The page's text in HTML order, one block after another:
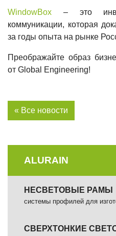
WindowBox – это
коммуникации, которая
за годы опыта на рынке
Преображайте образ
от Global Engineering!
« Все новости
ALURAIN
НЕСВЕТОВЫЕ РАМЫ
системы профилей для
СВЕРХТОНКИЕ